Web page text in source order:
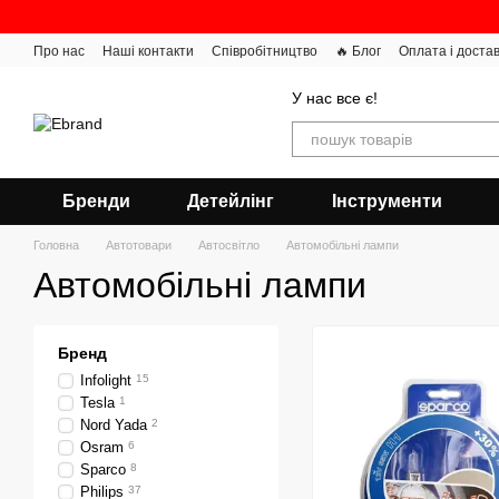
Про нас Наші контакти Співробітництво 🔥 Блог Оплата і
У нас все є!
Бренди Детейлінг Інструменти
Головна Автотовари Автосвітло Автомобільні лампи
Автомобільні лампи
Бренд
Infolight 15
Tesla 1
Nord Yada 2
Osram 6
Sparco 8
Philips 37